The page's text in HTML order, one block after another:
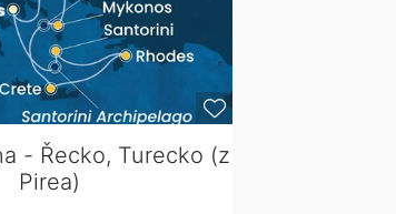
- Řecko, Turecko (z
Pirea)